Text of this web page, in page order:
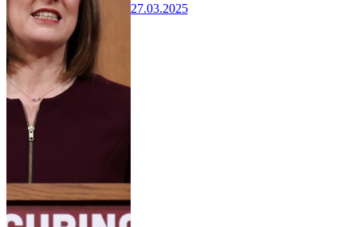
27.03.2025